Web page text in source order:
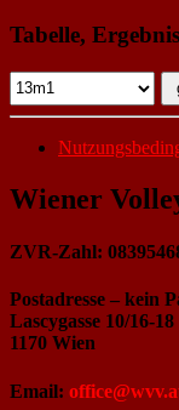
Tabelle,
Wiener
ZVR-Zahl:
Postadresse – kein
Lascygasse 10/16-18
1170 Wien
Email: